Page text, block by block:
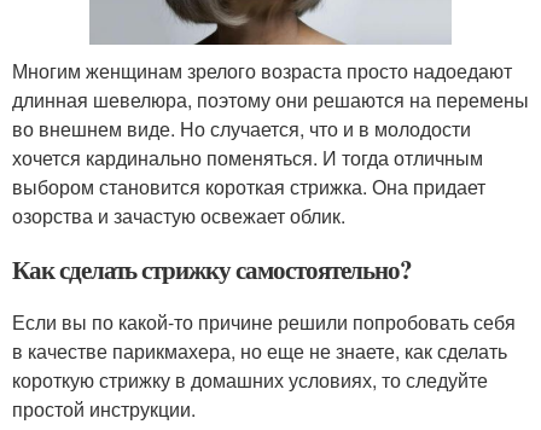
Многим женщинам зрелого возраста просто надоедают
длинная шевелюра, поэтому они решаются на перемены
во внешнем виде. Но случается, что и в молодости
хочется кардинально поменяться. И тогда отличным
выбором становится короткая стрижка. Она придает
озорства и зачастую освежает облик.
Как сделать стрижку самостоятельно?
Если вы по какой-то причине решили попробовать себя
в качестве парикмахера, но еще не знаете, как сделать
короткую стрижку в домашних условиях, то следуйте
простой инструкции.